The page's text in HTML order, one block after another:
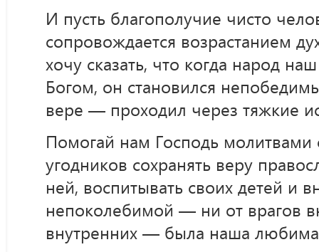
И пусть благополучие чисто
сопровождается возрастанием
хочу сказать, что когда народ
Богом, он становился
вере — проходил через тяжкие
Помогай нам Господь молитвами
угодников сохранять веру
ней, воспитывать своих детей и
непоколебимой — ни от врагов
внутренних — была наша